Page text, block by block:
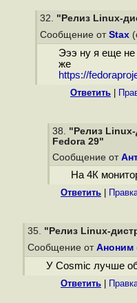
32. "Релиз Linux-
Сообщение от Stax
Эээ ну я еще не
же
https://
Ответить
38. "Релиз
Fedora 29"
Сообщение от
На 4К
Ответить
35. "Релиз Linux-
Сообщение от Аноним
У Cosmic лучше
Ответить